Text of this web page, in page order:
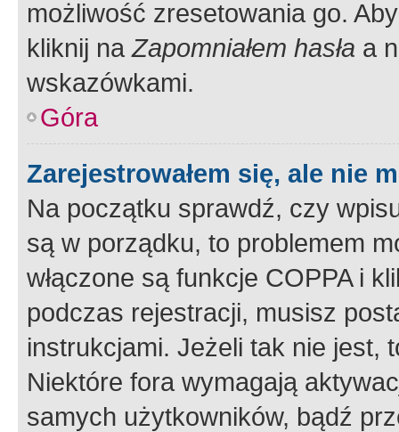
możliwość zresetowania go.
kliknij naZapomniałem hasła a
wskazówkami.
Góra
Zarejestrowałem się, ale nie
Na początku sprawdź, czy
są w porządku, to problemem
włączone są funkcje COPPA i
podczas rejestracji, musisz
instrukcjami. Jeżeli tak nie jest,
Niektóre fora wymagają
samych użytkowników, bądź